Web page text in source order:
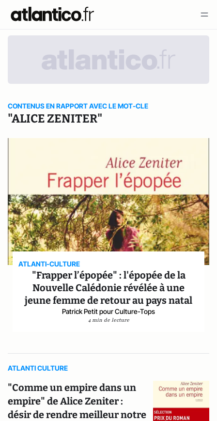
CONTENUS EN RAPPORT AVEC LE MOT-CLE
"ALICE ZENITER"
ATLANTI-CULTURE
"Frapper l’épopée" : l'épopée de la
Nouvelle Calédonie révélée à une
jeune femme de retour au pays natal
Patrick Petit pour Culture-Tops
4 min de lecture
ATLANTI CULTURE
"Comme un empire dans un
empire" de Alice Zeniter :
désir de rendre meilleur notre